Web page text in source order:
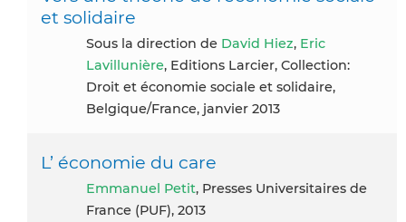
et solidaire
Sous la direction de David Hiez, Eric
Lavillunière, Editions Larcier, Collection:
Droit et économie sociale et solidaire,
Belgique/France, janvier 2013
L’ économie du care
Emmanuel Petit, Presses Universitaires de
France (PUF), 2013